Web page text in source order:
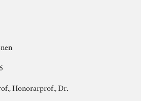
Honorarprof., Dr.